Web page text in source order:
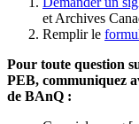
et Archives
Remplir le f
Pour toute question
PEB, communiquez
de BAnQ :